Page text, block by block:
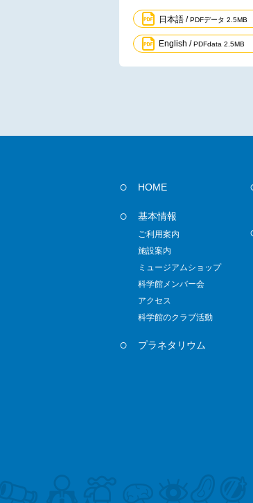
日本語 /PDFデータ 2.5MB
English /PDFdata 2.5MB
HOME
基本情報
ご利用案内
施設案内
ミュージアムショップ
科学館メンバー会
アクセス
科学館のクラブ活動
プラネタリウム